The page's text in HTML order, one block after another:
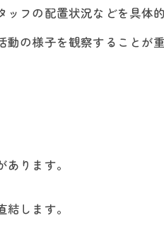
フの配置状況などを具体
の様子を観察することが重
ります。
します。